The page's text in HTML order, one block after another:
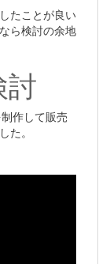
たことが良い
ら検討の余地
作して販売
た。